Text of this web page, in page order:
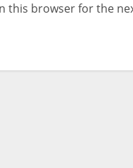
this browser for the